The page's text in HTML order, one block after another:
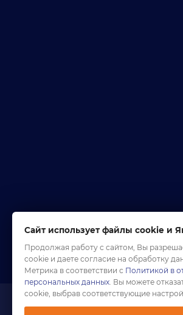
Сайт использует файлы cookie и
Продолжая работу с сайтом, Вы
cookie и даете согласие на обработку
Метрика в соответствии с Политикой в
персональных данных. Вы можете
cookie, выбрав соответствующие